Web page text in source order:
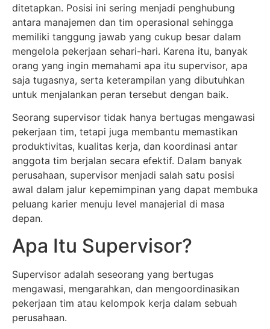
ditetapkan. Posisi ini sering menjadi penghubung
antara manajemen dan tim operasional sehingga
memiliki tanggung jawab yang cukup besar dalam
mengelola pekerjaan sehari-hari. Karena itu, banyak
orang yang ingin memahami apa itu supervisor, apa
saja tugasnya, serta keterampilan yang dibutuhkan
untuk menjalankan peran tersebut dengan baik.
Seorang supervisor tidak hanya bertugas mengawasi
pekerjaan tim, tetapi juga membantu memastikan
produktivitas, kualitas kerja, dan koordinasi antar
anggota tim berjalan secara efektif. Dalam banyak
perusahaan, supervisor menjadi salah satu posisi
awal dalam jalur kepemimpinan yang dapat membuka
peluang karier menuju level manajerial di masa
depan.
Apa Itu Supervisor?
Supervisor adalah seseorang yang bertugas
mengawasi, mengarahkan, dan mengoordinasikan
pekerjaan tim atau kelompok kerja dalam sebuah
perusahaan.